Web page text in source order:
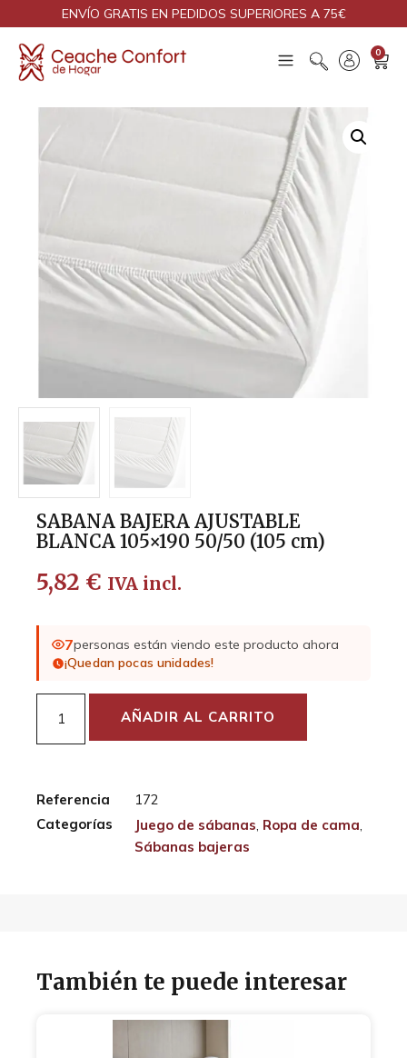
ENVÍO GRATIS EN PEDIDOS SUPERIORES A 75€
0
SABANA BAJERA AJUSTABLE
BLANCA 105×190 50/50 (105 cm)
5,82 € IVA incl.
7personas están viendo este producto ahora
¡Quedan pocas unidades!
AÑADIR AL CARRITO
Referencia
172
Categorías
Juego de sábanas, Ropa de cama,
Sábanas bajeras
También te puede interesar